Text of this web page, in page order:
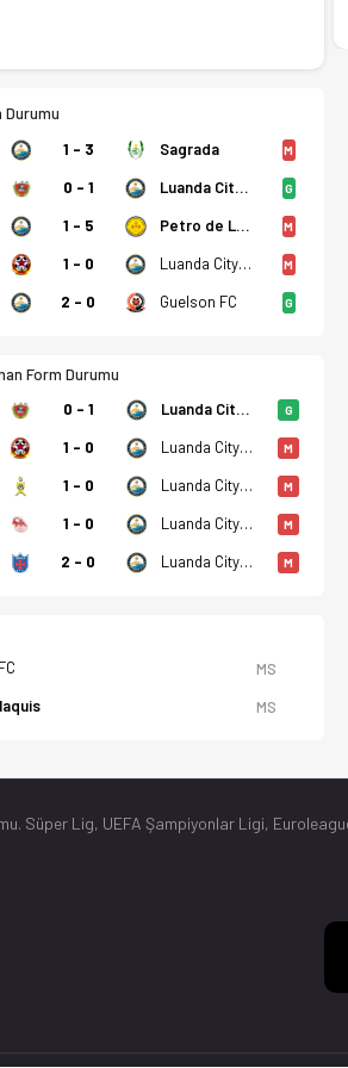
Durumu
1 - 3 Sagrada M
0 - 1 Luanda City FC G
1 - 5 Petro de Luanda M
1 - 0 Luanda City FC M
2 - 0 Guelson FC G
Form Durumu
0 - 1 Luanda City FC G
1 - 0 Luanda City FC M
1 - 0 Luanda City FC M
1 - 0 Luanda City FC M
2 - 0 Luanda City FC M
MS
MS
Süper Lig, UEFA Şampiyonlar Ligi,